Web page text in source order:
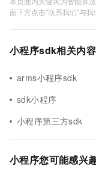
面下方点击"联系我们"与我
小程序sdk相关内容
arms小程序sdk
sdk小程序
小程序第三方sdk
小程序您可能感兴